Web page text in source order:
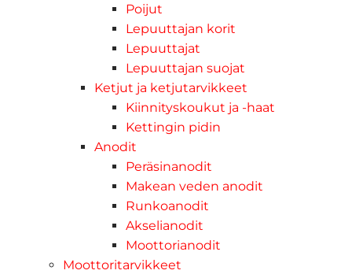
Poijut
Lepuuttajan korit
Lepuuttajat
Lepuuttajan suojat
Ketjut ja ketjutarvikkeet
Kiinnityskoukut ja -haat
Kettingin pidin
Anodit
Peräsinanodit
Makean veden anodit
Runkoanodit
Akselianodit
Moottorianodit
Moottoritarvikkeet